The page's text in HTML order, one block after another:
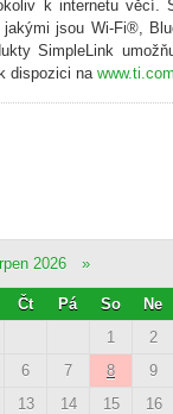
k internetu věcí.
jsou Wi-Fi®,
SimpleLink
dispozici na
2026 »
Čt Pá So
Ne
1
2
6 7 8
9
13 14 15
16